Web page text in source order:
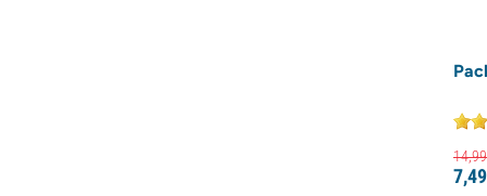
14,99
7,49